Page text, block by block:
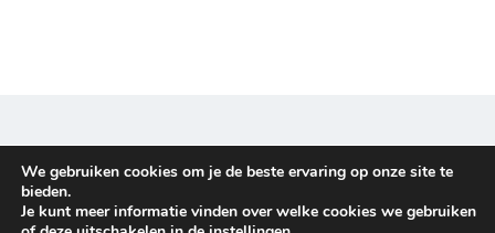
Disclaimer & Privacy policy
Copyright © 2026Familieuitje. All rights reserved.
We gebruiken cookies om je de beste ervaring op onze site te
bieden.
Je kunt meer informatie vinden over welke cookies we gebruiken